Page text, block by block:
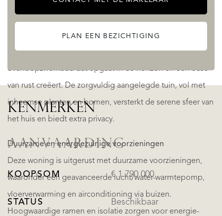
ideaal is om buiten te dineren of te loungen in de
mediterrane zon. Het terras leidt naar een prachtig
overloopzwembad dat opgaat in de horizon en een oase
van rust creëert. De zorgvuldig aangelegde tuin, vol met
inheemse planten en bomen, versterkt de serene sfeer van
het huis en biedt extra privacy.
Duurzame en energiezuinige voorzieningen
Deze woning is uitgerust met duurzame voorzieningen,
waaronder een geavanceerde lucht/water-warmtepomp,
vloerverwarming en airconditioning via buizen.
Hoogwaardige ramen en isolatie zorgen voor energie-
PLAN EEN BEZICHTIGING
KENMERKEN
AANVAARDING
KOOPSOM € 1.790.000
STATUS Beschikbaar